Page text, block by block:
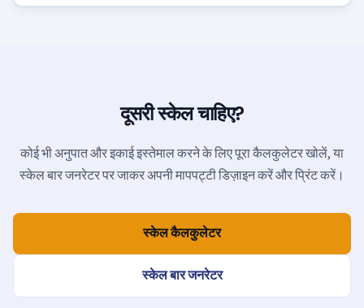
दूसरी स्केल चाहिए?
कोई भी अनुपात और इकाई इस्तेमाल करने के लिए पूरा कैलकुलेटर खोलें, या
स्केल बार जनरेटर पर जाकर अपनी मापपट्टी डिज़ाइन करें और प्रिंट करें।
स्केल कैलकुलेटर
स्केल बार जनरेटर